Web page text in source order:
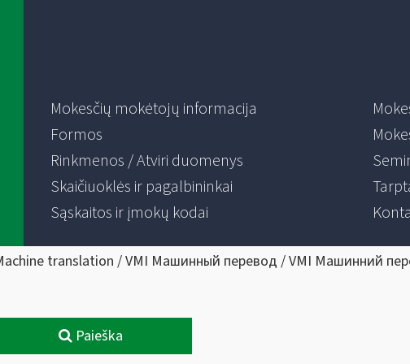
Mokesčių mokėtojų informacija
Formos
Rinkmenos / Atviri duomenys
Skaičiuoklės ir pagalbininkai
Sąskaitos ir įmokų kodai
translation / VMI Машинный перевод / VMI Машинний
Paieška